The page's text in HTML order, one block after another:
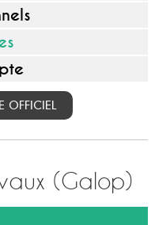
OFFICIEL
(Galop)